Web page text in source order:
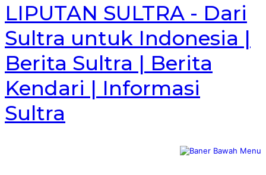
LIPUTAN SULTRA - Dari
Sultra untuk Indonesia |
Berita Sultra | Berita
Kendari | Informasi
Sultra